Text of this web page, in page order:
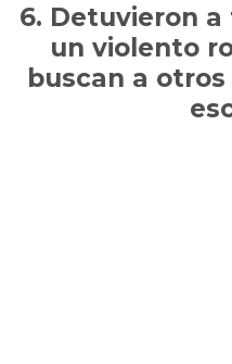
Detuvieron
un violento
buscan a